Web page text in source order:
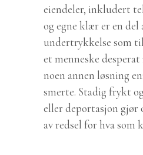
eiendeler, inkludert
og egne klær er en del
undertrykkelse som
et menneske
noen annen løsning
smerte. Stadig frykt
eller deportasjon gjør
av redsel for hva som